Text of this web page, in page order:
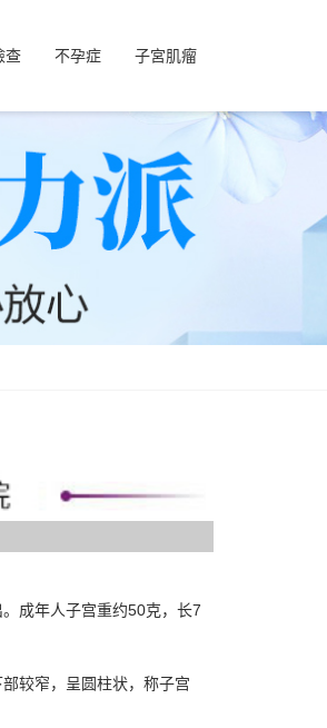
查 不孕症 子宮肌瘤
成年人子宫重约50克，长7
较窄，呈圆柱状，称子宫